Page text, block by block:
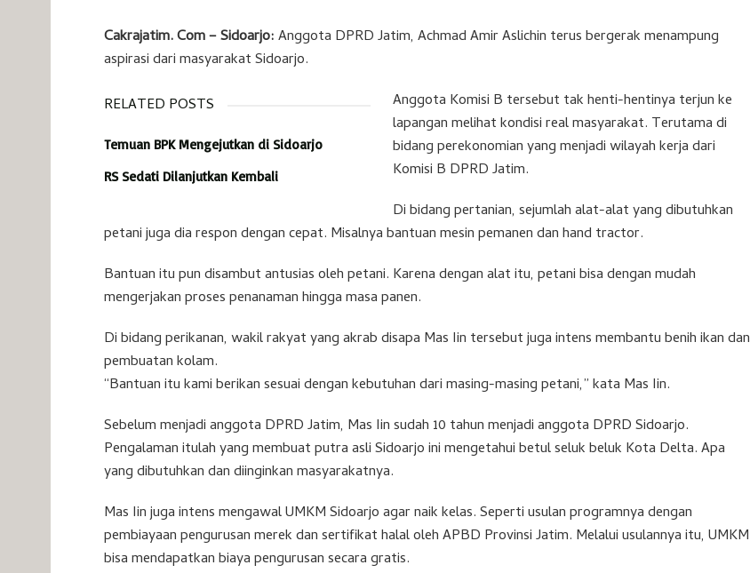
Cakrajatim. Com – Sidoarjo:Anggota DPRD Jatim, Achmad Amir Aslichin terus bergerak menampung
aspirasi dari masyarakat Sidoarjo.
RELATED POSTS
Temuan BPK Mengejutkan di Sidoarjo
RS Sedati Dilanjutkan Kembali
Anggota Komisi B tersebut tak henti-hentinya terjun ke
lapangan melihat kondisi real masyarakat. Terutama di
bidang perekonomian yang menjadi wilayah kerja dari
Komisi B DPRD Jatim.
Di bidang pertanian, sejumlah alat-alat yang dibutuhkan
petani juga dia respon dengan cepat. Misalnya bantuan mesin pemanen dan hand tractor.
Bantuan itu pun disambut antusias oleh petani. Karena dengan alat itu, petani bisa dengan mudah
mengerjakan proses penanaman hingga masa panen.
Di bidang perikanan, wakil rakyat yang akrab disapa Mas Iin tersebut juga intens membantu benih ikan dan
pembuatan kolam.
“Bantuan itu kami berikan sesuai dengan kebutuhan dari masing-masing petani,” kata Mas Iin.
Sebelum menjadi anggota DPRD Jatim, Mas Iin sudah 10 tahun menjadi anggota DPRD Sidoarjo.
Pengalaman itulah yang membuat putra asli Sidoarjo ini mengetahui betul seluk beluk Kota Delta. Apa
yang dibutuhkan dan diinginkan masyarakatnya.
Mas Iin juga intens mengawal UMKM Sidoarjo agar naik kelas. Seperti usulan programnya dengan
pembiayaan pengurusan merek dan sertifikat halal oleh APBD Provinsi Jatim. Melalui usulannya itu, UMKM
bisa mendapatkan biaya pengurusan secara gratis.